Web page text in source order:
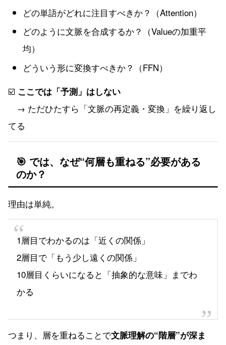
どの単語がどれに注目すべきか？（Attention）
どのように文脈を合成するか？（Valueの加重平
均）
どういう形に変換すべきか？（FFN）
☑️ ここでは「予測」はしない
→ ただひたすら「文脈の再定義・変換」を繰り返し
てる
🎯 では、なぜ“何層も重ねる”必要がある
のか？
理由は単純。
1層目でわかるのは「近くの関係」
2層目で「もう少し遠くの関係」
10層目くらいになると「抽象的な意味」までわ
かる
つまり、層を重ねることで文脈理解の“階層”が深ま